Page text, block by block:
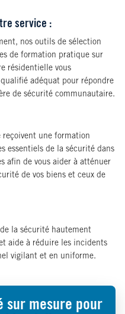
sur mesure pour
service :
nos outils de sélection
de formation pratique sur
résidentielle vous
adéquat pour répondre
de sécurité communautaire.
reçoivent une formation
essentiels de la sécurité dans
afin de vous aider à atténuer
de vos biens et ceux de
la sécurité hautement
aide à réduire les incidents
vigilant et en uniforme.